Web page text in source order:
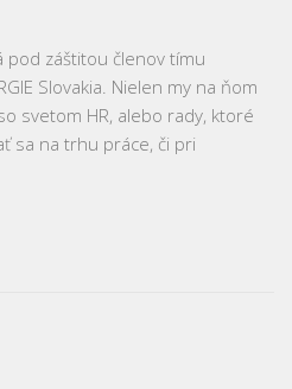
pod záštitou členov tímu
Slovakia. Nielen my na ňom
svetom HR, alebo rady, ktoré
sa na trhu práce, či pri